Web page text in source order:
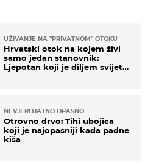
UŽIVANJE NA "PRIVATNOM" OTOKU
Hrvatski otok na kojem živi
samo jedan stanovnik:
Ljepotan koji je diljem svijeta
NEVJEROJATNO OPASNO
Otrovno drvo: Tihi ubojica
koji je najopasniji kada padne
kiša